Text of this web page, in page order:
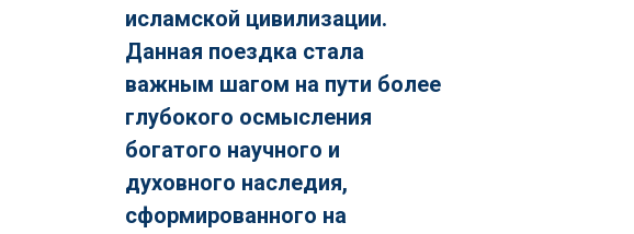
исламской цивилизации.
Данная поездка стала
важным шагом на пути более
глубокого осмысления
богатого научного и
духовного наследия,
сформированного на